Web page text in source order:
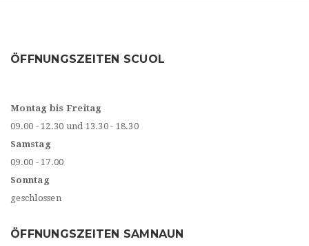
ÖFFNUNGSZEITEN SCUOL
Montag bis Freitag
09.00 - 12.30 und 13.30 - 18.30
Samstag
09.00 - 17.00
Sonntag
geschlossen
ÖFFNUNGSZEITEN SAMNAUN